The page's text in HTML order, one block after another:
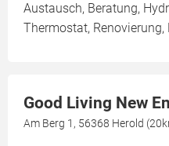
Austausch, Beratung,
Thermostat,
Good Living New
Am Berg 1, 56368 Herold